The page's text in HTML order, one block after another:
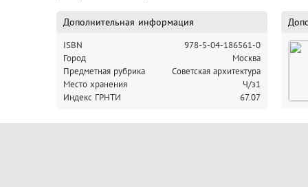
Дополнительная информация
ISBN
978-5-04-186561-0
Город
Москва
Предметная рубрика
Советская архитектура
Место хранения
Ч/з1
Индекс ГРНТИ
67.07